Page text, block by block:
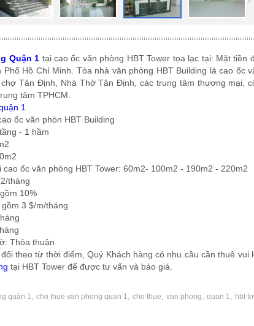
Quận 1 tại cao ốc văn phòng HBT Tower tọa lạc tại: Mặt tiền
Hồ Chí Minh. Tòa nhà văn phòng HBT Building là cao ốc
Tân Định, Nhà Thờ Tân Định, các trung tâm thương mại,
tâm TPHCM.
1
ốc văn phòn HBT Building
- 1 hầm
cao ốc văn phòng HBT Tower: 60m2- 100m2 - 190m2 - 220m2
tháng
10%
3 $/m/tháng
Thỏa thuận
theo từ thời điểm, Quý Khách hàng có nhu cầu cần thuê vui
tại HBT Tower để được tư vấn và báo giá.
quận 1 cho thue van phong quan 1 cho thue van phong quan 1 hbt